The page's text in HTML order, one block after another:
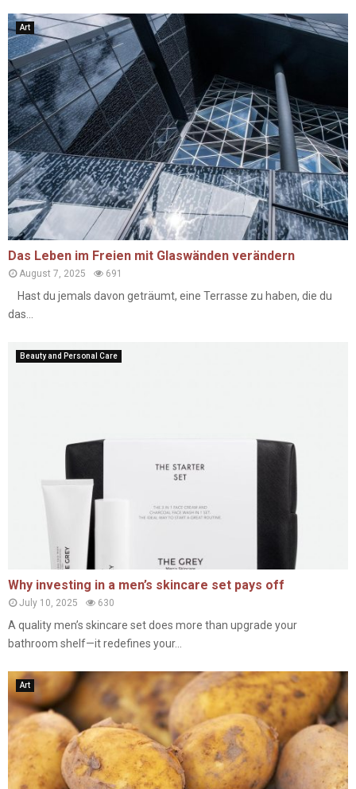
Art
Das Leben im Freien mit Glaswänden verändern
August 7, 2025 691
Hast du jemals davon geträumt, eine Terrasse zu haben, die du
das...
Beauty and Personal Care
Why investing in a men’s skincare set pays off
July 10, 2025 630
A quality men’s skincare set does more than upgrade your
bathroom shelf—it redefines your...
Art